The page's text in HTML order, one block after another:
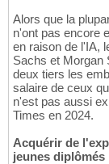
Alors que la
n'ont pas encore
en raison de l'IA,
Sachs et Morgan
deux tiers les
salaire de ceux
n'est pas aussi
Times en 2024.
Acquérir de
jeunes diplômés